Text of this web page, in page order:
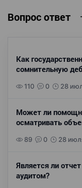
Вопрос ответ
Как
сомнительную
110 0 28
Может ли
осматривать
89 0 28
Является ли
аудитом?